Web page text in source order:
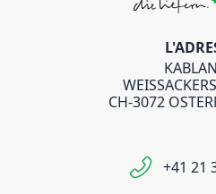
CH-3072
+41 21